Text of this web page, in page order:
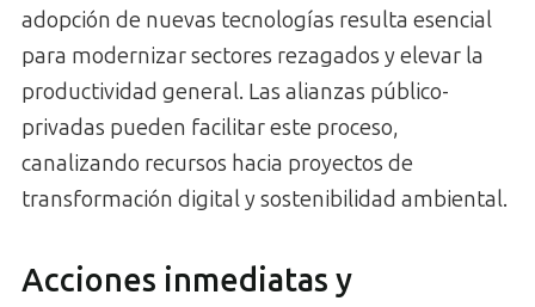
adopción de nuevas tecnologías resulta esencial
para modernizar sectores rezagados y elevar la
productividad general. Las alianzas público-
privadas pueden facilitar este proceso,
canalizando recursos hacia proyectos de
transformación digital y sostenibilidad ambiental.
Acciones inmediatas y